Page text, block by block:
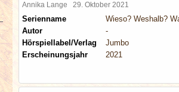
Annika Lange 29. Oktober 2021
Serienname
Wieso? Weshalb?
Autor
-
Hörspiellabel/Verlag
Jumbo
Erscheinungsjahr
2021